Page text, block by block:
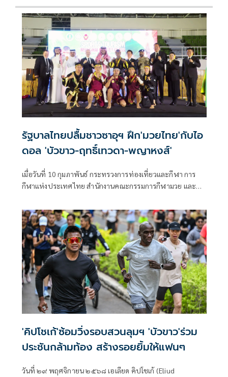
รัฐบาลไทยปลื้มชาวซาอุฯ ฝึก'มวยไทย'กับไอ
ดอล 'บัวขาว-ฤทธิ์เทวดา-พญาหงส์'
เมื่อวันที่ 10 กุมภาพันธ์ กระทรวงการท่องเที่ยวและกีฬา การ
กีฬาแห่งประเทศไทย สำนักงานคณะกรรมการกีฬามวย และ
มวยไทยนานาชาติ (IFMA) พร้อมด้วย นักมวยไทย ครูมวยไทย
และเหล่าบรรดานักแสดงมวยไทยโบราณ ร่วมจัดกิจกรรมส่งเสริม
กีฬาเพื่อการท่องเที่ยว ในโครงการ Sports Tourism Muaythai
Master class ประจำปี 2569 ที่โรงยิมเนเซียม สนามกีฬาปรินซ์
ไฟซัล บิน ฟาห์ด สปอร์ต ซิตี้ กรุงริยาด ประเทศซาอุดีอาระเบีย
'คิปโชเก้'ซ้อมวิ่งรอบสวนลุมฯ 'บัวขาว'ร่วม
ประชันกล้ามท้อง สร้างรอยยิ้มให้แฟนๆ
วันที่ ๒๙ พฤศจิกายน ๒๕๖๘ เอเลียด คิปโชเก้ (Eliud